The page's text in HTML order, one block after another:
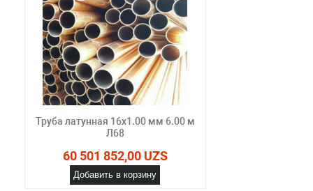
Труба латунная 16х1.00 мм 6.00 м
Л68
60 501 852,00 UZS
Добавить в корзину